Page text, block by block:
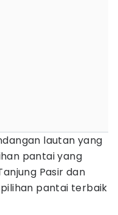
lautan yang
pantai yang
Pasir dan
pantai terbaik